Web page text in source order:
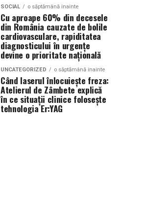
SOCIAL o săptămână inainte
Cu aproape 60% din decesele
din România cauzate de bolile
cardiovasculare, rapiditatea
diagnosticului în urgențe
devine o prioritate națională
UNCATEGORIZED o săptămână inainte
Când laserul înlocuiește freza:
Atelierul de Zâmbete explică
în ce situații clinice folosește
tehnologia Er:YAG